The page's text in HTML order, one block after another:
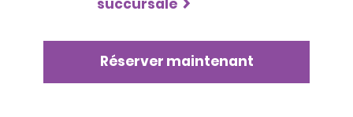
catégorie supérieure (y compris les VUS pleine
camionnettes, les fourgonnettes ou les camions
commerciaux), les locataires doivent présenter au
Réserver maintenant